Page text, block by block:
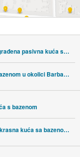
BARBAN!!! Novoizgrađena pasivna kuća sa bazenom, okružena prirodom
Prekrasna kuća s bazenom u okolici Barbana na mirnoj lokaciji, 2 km od
s bazenom
Barban okolica, Prekrasna kuća sa bazenom na mirnoj lokaciji!